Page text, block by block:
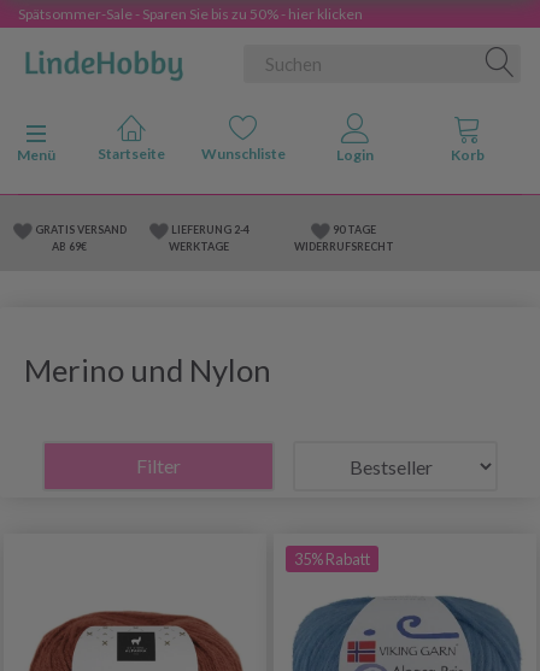
Spätsommer-Sale - Sparen Sie bis zu 50% - hier klicken
Anzeige ändern
Menü
GRATIS VERSAND
AB 69€
LIEFERUNG 2-4
WERKTAGE
90 TAGE
WIDERRUFSRECHT
Merino und Nylon
Filter
35% Rabatt